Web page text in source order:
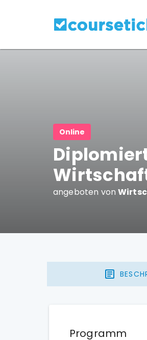
Online
angeboten von
Programm